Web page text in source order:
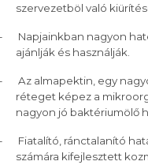
szervezetböl való
Napjainkban nagyon
ajánlják és használják.
Az almapektin, egy
réteget képez a
nagyon jó baktériumölő
Fiatalító, ránctalanító
számára kifejlesztett